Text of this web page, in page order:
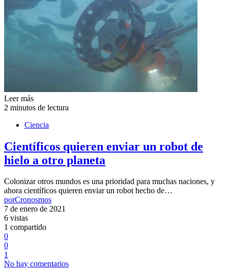
Leer más
2 minutos de lectura
Ciencia
Científicos quieren enviar un robot de
hielo a otro planeta
Colonizar otros mundos es una prioridad para muchas naciones, y
ahora científicos quieren enviar un robot hecho de…
porCronosmos
7 de enero de 2021
6 vistas
1 compartido
0
0
1
No hay comentarios